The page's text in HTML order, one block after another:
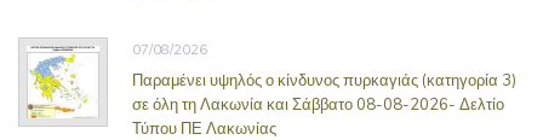
07/08/2026
Παραμένει υψηλός ο κίνδυνος πυρκαγιάς (κατηγορία 3)
σε όλη τη Λακωνία και Σάββατο 08-08-2026- Δελτίο
Τύπου ΠΕ Λακωνίας